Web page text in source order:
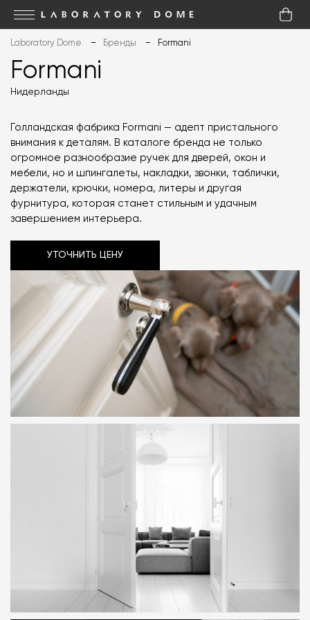
Laboratory Dome Бренды Formani
Formani
Нидерланды
Голландская фабрика Formani — адепт пристального
внимания к деталям. В каталоге бренда не только
огромное разнообразие ручек для дверей, окон и
мебели, но и шпингалеты, накладки, звонки, таблички,
держатели, крючки, номера, литеры и другая
фурнитура, которая станет стильным и удачным
завершением интерьера.
УТОЧНИТЬ ЦЕНУ